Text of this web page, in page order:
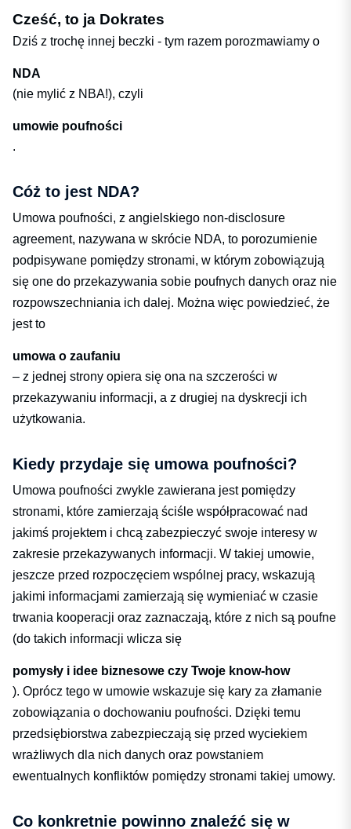
Cześć, to ja Dokrates
Dziś z trochę innej beczki - tym razem porozmawiamy o
NDA
(nie mylić z NBA!), czyli
umowie poufności
.
Cóż to jest NDA?
Umowa poufności, z angielskiego non-disclosure
agreement, nazywana w skrócie NDA, to porozumienie
podpisywane pomiędzy stronami, w którym zobowiązują
się one do przekazywania sobie poufnych danych oraz nie
rozpowszechniania ich dalej. Można więc powiedzieć, że
jest to
umowa o zaufaniu
– z jednej strony opiera się ona na szczerości w
przekazywaniu informacji, a z drugiej na dyskrecji ich
użytkowania.
Kiedy przydaje się umowa poufności?
Umowa poufności zwykle zawierana jest pomiędzy
stronami, które zamierzają ściśle współpracować nad
jakimś projektem i chcą zabezpieczyć swoje interesy w
zakresie przekazywanych informacji. W takiej umowie,
jeszcze przed rozpoczęciem wspólnej pracy, wskazują
jakimi informacjami zamierzają się wymieniać w czasie
trwania kooperacji oraz zaznaczają, które z nich są poufne
(do takich informacji wlicza się
pomysły i idee biznesowe czy Twoje know-how
). Oprócz tego w umowie wskazuje się kary za złamanie
zobowiązania o dochowaniu poufności. Dzięki temu
przedsiębiorstwa zabezpieczają się przed wyciekiem
wrażliwych dla nich danych oraz powstaniem
ewentualnych konfliktów pomiędzy stronami takiej umowy.
Co konkretnie powinno znaleźć się w